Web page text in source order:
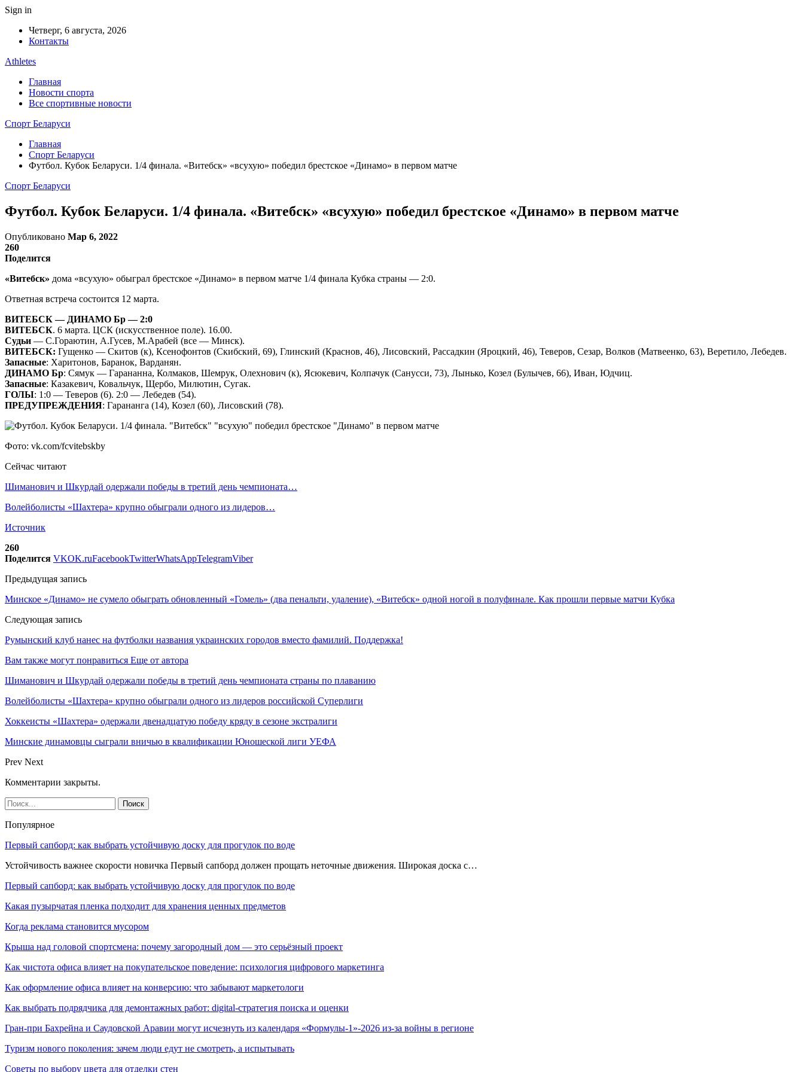
Sign in
Четверг, 6 августа, 2026
Контакты
Athletes
Главная
Новости спорта
Все спортивные новости
Спорт Беларуси
Главная
Спорт Беларуси
Футбол. Кубок Беларуси. 1/4 финала. «Витебск» «всухую» победил брестское «Динамо» в первом матче
Спорт Беларуси
Футбол. Кубок Беларуси. 1/4 финала. «Витебск» «всухую» победил брестское «Динамо» в первом матче
Опубликовано Мар 6, 2022
260
Поделится
«Витебск» дома «всухую» обыграл брестское «Динамо» в первом матче 1/4 финала Кубка страны — 2:0.
Ответная встреча состоится 12 марта.
ВИТЕБСК — ДИНАМО Бр — 2:0
ВИТЕБСК. 6 марта. ЦСК (искусственное поле). 16.00.
Судьи — С.Гораютин, А.Гусев, М.Арабей (все — Минск).
ВИТЕБСК: Гущенко — Скитов (к), Ксенофонтов (Скибский, 69), Глинский (Краснов, 46), Лисовский, Рассадкин (Яроцкий, 46), Теверов, Сезар, Волков (Матвеенко, 63), Веретило, Лебедев.
Запасные: Харитонов, Баранок, Варданян.
ДИНАМО Бр: Сямук — Гарананна, Колмаков, Шемрук, Олехнович (к), Ясюкевич, Колпачук (Санусси, 73), Лынько, Козел (Булычев, 66), Иван, Юдчиц.
Запасные: Казакевич, Ковальчук, Щербо, Милютин, Сугак.
ГОЛЫ: 1:0 — Теверов (6). 2:0 — Лебедев (54).
ПРЕДУПРЕЖДЕНИЯ: Гарананга (14), Козел (60), Лисовский (78).
Фото: vk.com/fcvitebskby
Сейчас читают
Шиманович и Шкурдай одержали победы в третий день чемпионата…
Волейболисты «Шахтера» крупно обыграли одного из лидеров…
Источник
260
Поделится VKOK.ruFacebookTwitterWhatsAppTelegramViber
Предыдущая запись
Минское «Динамо» не сумело обыграть обновленный «Гомель» (два пенальти, удаление), «Витебск» одной ногой в полуфинале. Как прошли первые матчи Кубка
Следующая запись
Румынский клуб нанес на футболки названия украинских городов вместо фамилий. Поддержка!
Вам также могут понравиться Еще от автора
Шиманович и Шкурдай одержали победы в третий день чемпионата страны по плаванию
Волейболисты «Шахтера» крупно обыграли одного из лидеров российской Суперлиги
Хоккеисты «Шахтера» одержали двенадцатую победу кряду в сезоне экстралиги
Минские динамовцы сыграли вничью в квалификации Юношеской лиги УЕФА
Prev Next
Комментарии закрыты.
Популярное
Первый сапборд: как выбрать устойчивую доску для прогулок по воде
Устойчивость важнее скорости новичка Первый сапборд должен прощать неточные движения. Широкая доска с…
Первый сапборд: как выбрать устойчивую доску для прогулок по воде
Какая пузырчатая пленка подходит для хранения ценных предметов
Когда реклама становится мусором
Крыша над головой спортсмена: почему загородный дом — это серьёзный проект
Как чистота офиса влияет на покупательское поведение: психология цифрового маркетинга
Как оформление офиса влияет на конверсию: что забывают маркетологи
Как выбрать подрядчика для демонтажных работ: digital-стратегия поиска и оценки
Гран-при Бахрейна и Саудовской Аравии могут исчезнуть из календаря «Формулы-1»-2026 из-за войны в регионе
Туризм нового поколения: зачем люди едут не смотреть, а испытывать
Советы по выбору цвета для отделки стен